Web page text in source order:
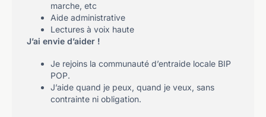
marche, etc
Aide administrative
Lectures à voix haute
J’ai envie d’aider !
Je rejoins la communauté d’entraide locale BIP
POP.
J’aide quand je peux, quand je veux, sans
contrainte ni obligation.